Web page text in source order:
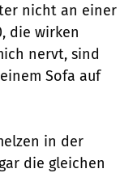
nicht an einer
die wirken
nervt, sind
Sofa auf
in der
die gleichen